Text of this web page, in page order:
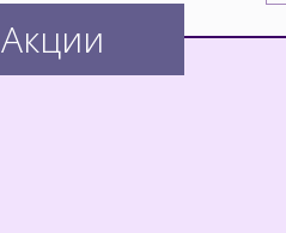
Акции